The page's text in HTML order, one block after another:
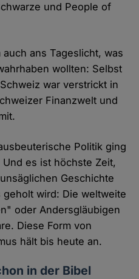
und People of
ans Tageslicht, was
wollten: Selbst
war verstrickt in
Finanzwelt und
Politik ging
es ist höchste Zeit,
Geschichte
wird: Die weltweite
oder Andersgläubigen
Diese Form von
hält bis heute an.
in der Bibel